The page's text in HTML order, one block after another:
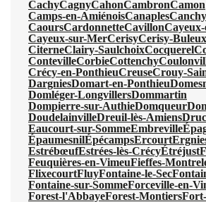
CachyCagnyCahonCambronCamon
Camps-en-AmiénoisCanaplesCanchy
CaoursCardonnetteCavillon
Cayeux-sur-MerCerisyCerisy-Buleux
CiterneClairy-SaulchoixCocquerel
ContevilleCorbieCottenchy
Crécy-en-PonthieuCreuseCrouy-
DargniesDomart-en-Ponthieu
Domléger-LongvillersDommartin
Dompierre-sur-AuthieDomqueur
DoudelainvilleDreuil-lès-Amiens
Eaucourt-sur-SommeEmbreville
ÉpaumesnilÉpécampsErcourt
EstrébœufEstrées-lès-CrécyÉtréjust
Feuquières-en-VimeuFieffes-
FlixecourtFluyFontaine-le-Sec
Fontaine-sur-SommeForceville-en-
Forest-l'AbbayeForest-Montiers